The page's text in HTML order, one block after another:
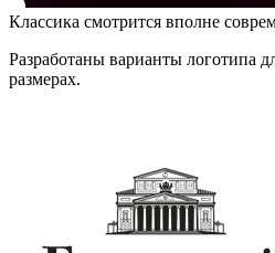
Классика смотрится вполне
Разработаны варианты логотипа
размерах.